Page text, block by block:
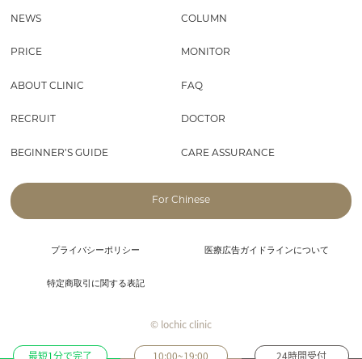
NEWS COLUMN
PRICE MONITOR
ABOUT CLINIC FAQ
RECRUIT DOCTOR
BEGINNER’S GUIDE CARE ASSURANCE
For Chinese
プライバシーポリシー 医療広告ガイドラインについて
特定商取引に関する表記
© lochic clinic
最短1分で完了 10:00~19:00 24時間受付